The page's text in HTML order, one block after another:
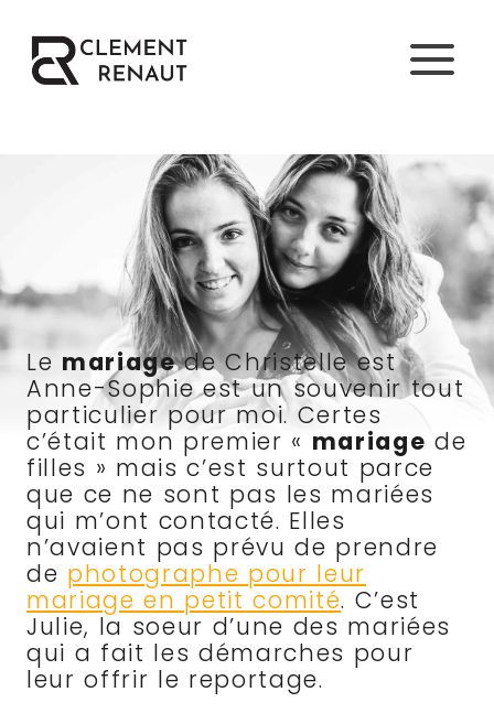
au
contenu
Le mariagede Christelle est
Anne-Sophie est un souvenir tout
particulier pour moi. Certes
c’était mon premier « mariage de
filles » mais c’est surtout parce
que ce ne sont pas les mariées
qui m’ont contacté. Elles
n’avaient pas prévu de prendre
de photographe pour leur
mariage en petit comité. C’est
Julie, la soeur d’une des mariées
qui a fait les démarches pour
leur offrir le reportage.